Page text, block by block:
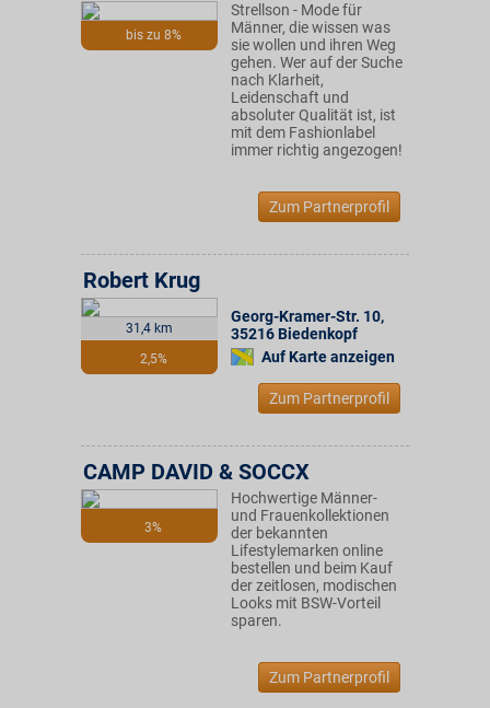
bis zu 8%
Strellson - Mode für
Männer, die wissen was
sie wollen und ihren Weg
gehen. Wer auf der Suche
nach Klarheit,
Leidenschaft und
absoluter Qualität ist, ist
mit dem Fashionlabel
immer richtig angezogen!
Zum Partnerprofil
31,4 km
2,5%
Robert Krug
Georg-Kramer-Str. 10,
35216 Biedenkopf
Auf Karte anzeigen
Zum Partnerprofil
3%
CAMP DAVID & SOCCX
Hochwertige Männer-
und Frauenkollektionen
der bekannten
Lifestylemarken online
bestellen und beim Kauf
der zeitlosen, modischen
Looks mit BSW-Vorteil
sparen.
Zum Partnerprofil